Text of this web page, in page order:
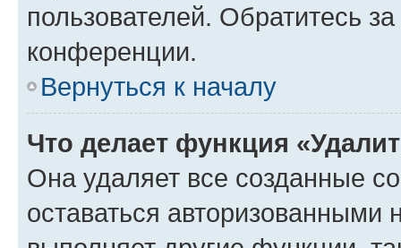
пользователей. Обратитесь
конференции.
Вернуться к началу
Что делает функция
Она удаляет все созданные
оставаться авторизованными